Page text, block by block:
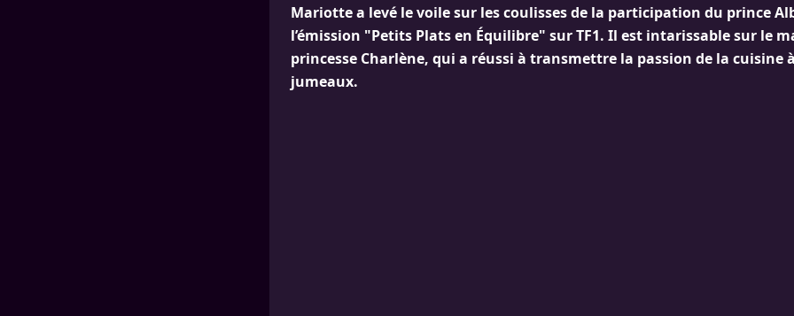
Mariotte a levé le voile sur les coulisses de la participation du prince
l’émission "Petits Plats en Équilibre" sur TF1. Il est intarissable sur le
princesse Charlène, qui a réussi à transmettre la passion de la cuisine
jumeaux.